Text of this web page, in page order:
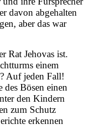
davon abgehalten
aber das war
Rat Jehovas ist.
einem
Auf jeden Fall!
Bösen einen
den Kindern
zum Schutz
erkennen